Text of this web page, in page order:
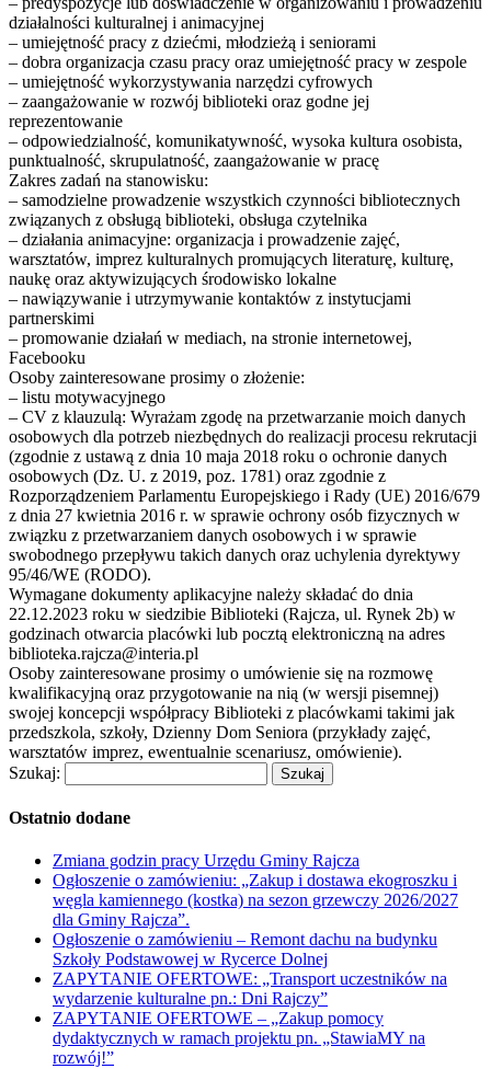
działalności kulturalnej i animacyjnej
– umiejętność pracy z dziećmi, młodzieżą i seniorami
– dobra organizacja czasu pracy oraz umiejętność pracy w zespole
– umiejętność wykorzystywania narzędzi cyfrowych
– zaangażowanie w rozwój biblioteki oraz godne jej
reprezentowanie
– odpowiedzialność, komunikatywność, wysoka kultura osobista,
punktualność, skrupulatność, zaangażowanie w pracę
Zakres zadań na stanowisku:
– samodzielne prowadzenie wszystkich czynności bibliotecznych
związanych z obsługą biblioteki, obsługa czytelnika
– działania animacyjne: organizacja i prowadzenie zajęć,
warsztatów, imprez kulturalnych promujących literaturę, kulturę,
naukę oraz aktywizujących środowisko lokalne
– nawiązywanie i utrzymywanie kontaktów z instytucjami
partnerskimi
– promowanie działań w mediach, na stronie internetowej,
Facebooku
Osoby zainteresowane prosimy o złożenie:
– listu motywacyjnego
– CV z klauzulą: Wyrażam zgodę na przetwarzanie moich danych
osobowych dla potrzeb niezbędnych do realizacji procesu rekrutacji
(zgodnie z ustawą z dnia 10 maja 2018 roku o ochronie danych
osobowych (Dz. U. z 2019, poz. 1781) oraz zgodnie z
Rozporządzeniem Parlamentu Europejskiego i Rady (UE) 2016/679
z dnia 27 kwietnia 2016 r. w sprawie ochrony osób fizycznych w
związku z przetwarzaniem danych osobowych i w sprawie
swobodnego przepływu takich danych oraz uchylenia dyrektywy
95/46/WE (RODO).
Wymagane dokumenty aplikacyjne należy składać do dnia
22.12.2023 roku w siedzibie Biblioteki (Rajcza, ul. Rynek 2b) w
godzinach otwarcia placówki lub pocztą elektroniczną na adres
biblioteka.rajcza@interia.pl
Osoby zainteresowane prosimy o umówienie się na rozmowę
kwalifikacyjną oraz przygotowanie na nią (w wersji pisemnej)
swojej koncepcji współpracy Biblioteki z placówkami takimi jak
przedszkola, szkoły, Dzienny Dom Seniora (przykłady zajęć,
warsztatów imprez, ewentualnie scenariusz, omówienie).
Szukaj:
Ostatnio dodane
Zmiana godzin pracy Urzędu Gminy Rajcza
Ogłoszenie o zamówieniu: „Zakup i dostawa ekogroszku i
węgla kamiennego (kostka) na sezon grzewczy 2026/2027
dla Gminy Rajcza”.
Ogłoszenie o zamówieniu – Remont dachu na budynku
Szkoły Podstawowej w Rycerce Dolnej
ZAPYTANIE OFERTOWE: „Transport uczestników na
wydarzenie kulturalne pn.: Dni Rajczy”
ZAPYTANIE OFERTOWE – „Zakup pomocy
dydaktycznych w ramach projektu pn. „StawiaMY na
rozwój!”